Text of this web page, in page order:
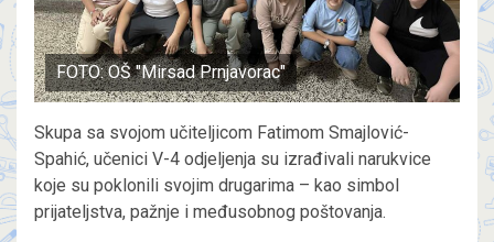
FOTO: OŠ "Mirsad Prnjavorac"
Skupa sa svojom učiteljicom Fatimom Smajlović-
Spahić, učenici V-4 odjeljenja su izrađivali narukvice
koje su poklonili svojim drugarima – kao simbol
prijateljstva, pažnje i međusobnog poštovanja.